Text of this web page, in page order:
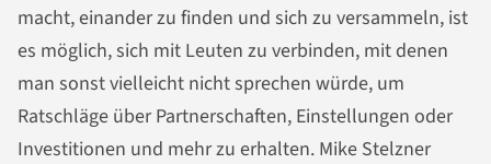
macht, einander zu finden und sich zu versammeln, ist
es möglich, sich mit Leuten zu verbinden, mit denen
man sonst vielleicht nicht sprechen würde, um
Ratschläge über Partnerschaften, Einstellungen oder
Investitionen und mehr zu erhalten. Mike Stelzner